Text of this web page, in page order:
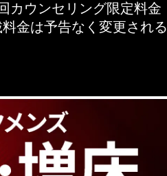
ウンセリング限定料金
金は予告なく変更される